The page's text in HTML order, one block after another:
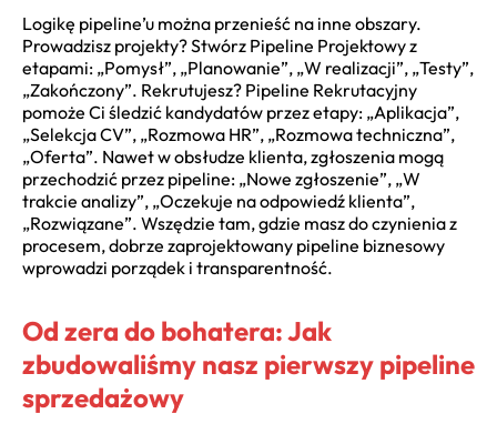
Logikę pipeline’u można przenieść na inne obszary.
Prowadzisz projekty? Stwórz Pipeline Projektowy z
etapami: „Pomysł”, „Planowanie”, „W realizacji”, „Testy”,
„Zakończony”. Rekrutujesz? Pipeline Rekrutacyjny
pomoże Ci śledzić kandydatów przez etapy: „Aplikacja”,
„Selekcja CV”, „Rozmowa HR”, „Rozmowa techniczna”,
„Oferta”. Nawet w obsłudze klienta, zgłoszenia mogą
przechodzić przez pipeline: „Nowe zgłoszenie”, „W
trakcie analizy”, „Oczekuje na odpowiedź klienta”,
„Rozwiązane”. Wszędzie tam, gdzie masz do czynienia z
procesem, dobrze zaprojektowany pipeline biznesowy
wprowadzi porządek i transparentność.
Od zera do bohatera: Jak
zbudowaliśmy nasz pierwszy pipeline
sprzedażowy